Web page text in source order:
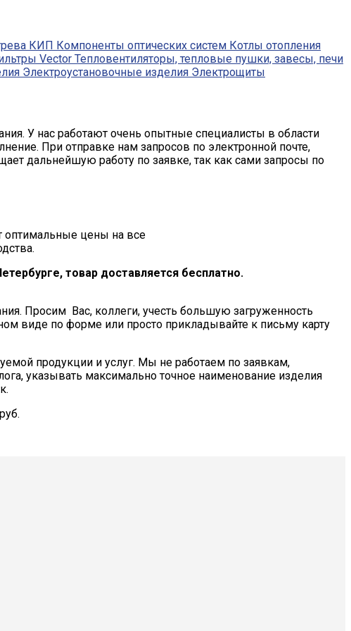
КИП Компоненты оптических систем Котлы отопления
Vector Тепловентиляторы, тепловые пушки, завесы, печи
Электроустановочные изделия Электрощиты
У нас работают очень опытные специалисты в области
При отправке нам запросов по электронной почте,
дальнейшую работу по заявке, так как сами запросы по
оптимальные цены на все
товар доставляется бесплатно.
Просим Вас, коллеги, учесть большую загруженность
виде по форме или просто прикладывайте к письму карту
продукции и услуг. Мы не работаем по заявкам,
указывать максимально точное наименование изделия